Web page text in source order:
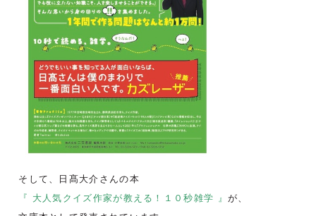
そして、日髙大介さんの本
『 大人気クイズ作家が教える！１０秒雑学 』 が、